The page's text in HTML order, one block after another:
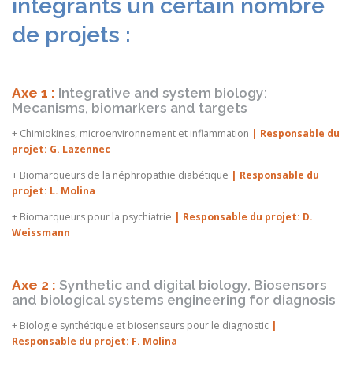
de projets :
Axe 1 : Integrative and system biology:
Mecanisms, biomarkers and targets
+ Chimiokines, microenvironnement et inflammation | Responsable du
projet: G. Lazennec
+ Biomarqueurs de la néphropathie diabétique | Responsable du
projet: L. Molina
+ Biomarqueurs pour la psychiatrie | Responsable du projet: D.
Weissmann
Axe 2 : Synthetic and digital biology, Biosensors
and biological systems engineering for diagnosis
+ Biologie synthétique et biosenseurs pour le diagnostic |
Responsable du projet: F. Molina